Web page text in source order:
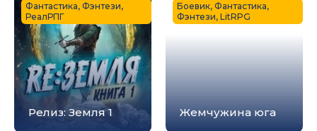
Релиз: Земля 1
Фантастика, Фэнтези,
РеалРПГ
Жемчужина юга
Боевик, Фантастика,
Фэнтези, LitRPG